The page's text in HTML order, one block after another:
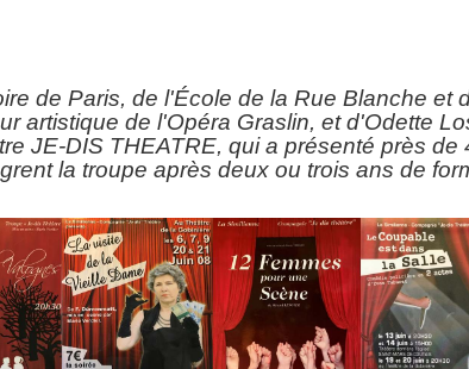
théâtre Marie
des cours le lundi 14 septembre 2026
Vous-Même à Travers le Théâtre !
de vous découvrir et de vous connaître à
de théâtre dans une ambiance
Ce Que Nous Offrons :
de Paris, de l'École de la Rue Blanche et
artistique de l'Opéra Graslin, et d'Odette
JE-DIS THEATRE, qui a présenté près
la troupe après deux ou trois ans de